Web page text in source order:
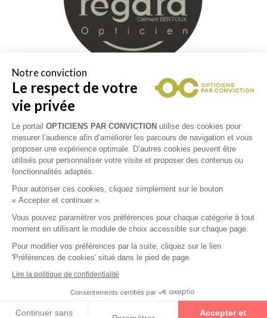
Les partenaires Essilor Experts sont des opticiens experts
de la vision. Ils vous font bénéficier à la fois de leur
Notre conviction
Le respect de votre
vie privée
Le portail OPTICIENS PAR CONVICTION utilise des cookies pour
mesurer l’audience afin d’améliorer les parcours de navigation et vous
proposer une expérience optimale. D’autres cookies peuvent être
utilisés pour personnaliser votre visite et proposer des contenus ou
fonctionnalités adaptés.
Pour autoriser ces cookies, cliquez simplement sur le bouton
« Accepter et continuer ».
Vous pouvez paramétrer vos préférences pour chaque catégorie à tout
moment en utilisant le module de choix accessible sur chaque page.
Pour modifier vos préférences par la suite, cliquez sur le lien
'Préférences de cookies' situé dans le pied de page.
Lire la politique de confidentialité
Consentements certifiés par
Continuer sans
Accepter et